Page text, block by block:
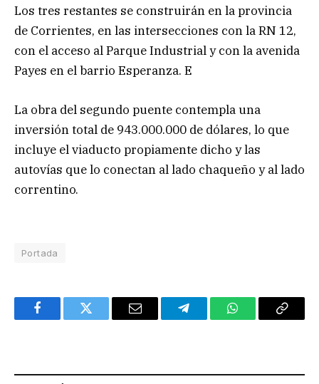
Los tres restantes se construirán en la provincia
de Corrientes, en las intersecciones con la RN 12,
con el acceso al Parque Industrial y con la avenida
Payes en el barrio Esperanza. E
La obra del segundo puente contempla una
inversión total de 943.000.000 de dólares, lo que
incluye el viaducto propiamente dicho y las
autovías que lo conectan al lado chaqueño y al lado
correntino.
Portada
FacebookTwitter Email TelegramWhatsAppCopy